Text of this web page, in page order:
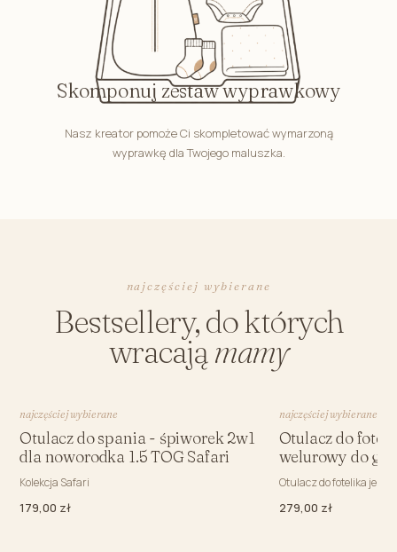
Skomponuj zestaw wyprawkowy
Nasz kreator pomoże Ci skompletować wymarzoną
wyprawkę dla Twojego maluszka.
najczęściej wybierane
Bestsellery, do których
wracająmamy
najczęściej wybierane
Otulacz do spania - śpiworek 2w1
dla noworodka 1.5 TOG Safari
Kolekcja Safari
179,00 zł
najczęściej wybierane
Otulacz do
welurowy do
Otulacz do fotelika
279,00 zł